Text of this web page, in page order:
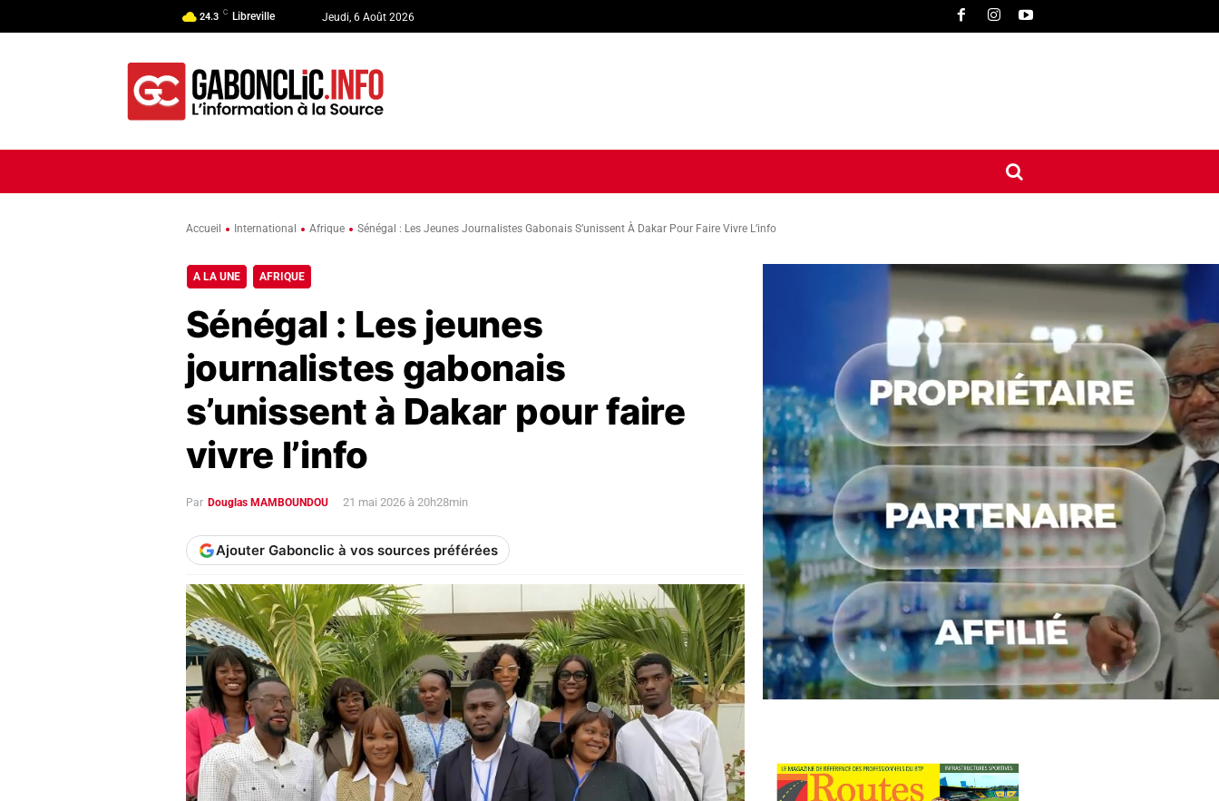
24.3 C Libreville Jeudi, 6 Août 2026
CONTACT
Accueil International Afrique Sénégal : Les Jeunes Journalistes Gabonais S’unissent À Dakar Pour Faire Vivre L’info
A LA UNE AFRIQUE
Sénégal : Les jeunes
journalistes gabonais
s’unissent à Dakar pour faire
vivre l’info
Par Douglas MAMBOUNDOU 21 mai 2026 à 20h28min
Ajouter Gabonclic à vos sources préférées